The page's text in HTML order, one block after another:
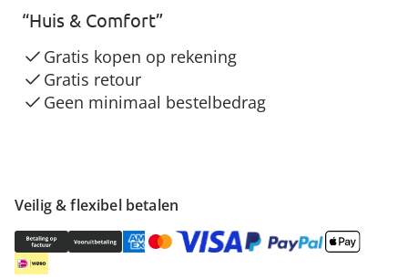
Veilig & flexibel betalen
“Huis & Comfort”
Gratis kopen op rekening
Gratis retour
Geen minimaal bestelbedrag